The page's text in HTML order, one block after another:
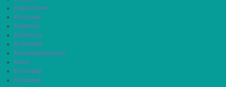
Ковылкино
Когалым
Кодинск
Козельск
Козловка
Козьмодемьянск
Кола
Кологрив
Коломна